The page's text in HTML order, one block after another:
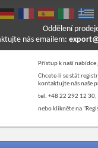
nás emailem:
Oddělení
Přístup k naší nabídce
Chcete-li se stát
kontaktujte nás naše
tel. +48 22 292 12 30,
nebo klikněte na